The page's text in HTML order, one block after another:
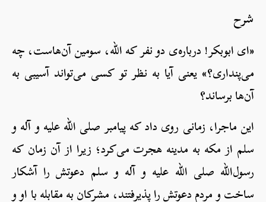
شرح
«ای ابوبکر! درباره‌ی دو نفر که الله، سومین آن‌هاست، چه
می‌پنداری؟» یعنی آیا به نظر تو کسی می‌تواند آسیبی به
آن‌ها برساند؟
این ماجرا، زمانی روی داد که پیامبر صلی الله علیه و آله و
سلم از مکه به مدینه هجرت می‌کرد؛ زیرا از آن زمان که
رسول‌الله صلی الله علیه و آله و سلم دعوتش را آشکار
ساخت و مردم دعوتش را پذیرفتند، مشرکان به مقابله با او و